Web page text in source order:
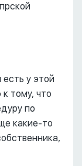
у этой
тому, что
по
какие-то